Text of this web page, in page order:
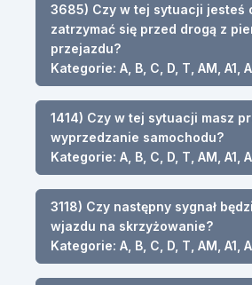
3685) Czy w tej sytuacji jesteś
zatrzymać się przed drogą z
przejazdu?
Kategorie: A, B, C, D, T, AM, A1,
1414) Czy w tej sytuacji masz
wyprzedzanie samochodu?
Kategorie: A, B, C, D, T, AM, A1,
3118) Czy następny sygnał
wjazdu na skrzyżowanie?
Kategorie: A, B, C, D, T, AM, A1,